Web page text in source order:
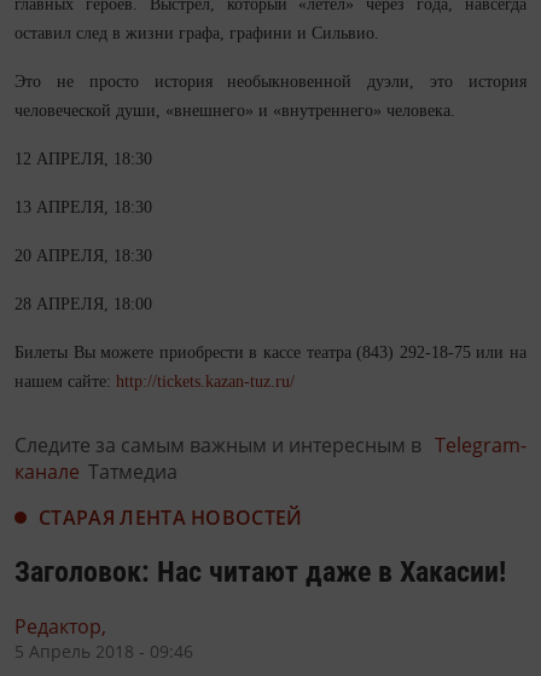
главных героев. Выстрел, который «летел» через года, навсегда
оставил след в жизни графа, графини и Сильвио.
Это не просто история необыкновенной дуэли, это история
человеческой души, «внешнего» и «внутреннего» человека.
12 АПРЕЛЯ, 18:30
13 АПРЕЛЯ, 18:30
20 АПРЕЛЯ, 18:30
28 АПРЕЛЯ, 18:00
Билеты Вы можете приобрести в кассе театра (843) 292-18-75 или на
нашем сайте: http://tickets.kazan-tuz.ru/
Следите за самым важным и интересным в Telegram-
канале Татмедиа
СТАРАЯ ЛЕНТА НОВОСТЕЙ
Заголовок: Нас читают даже в Хакасии!
Редактор,
5 Апрель 2018 - 09:46